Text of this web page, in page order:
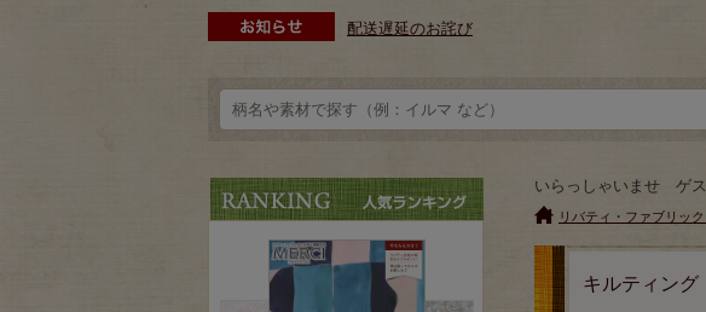
配送遅延のお詫び
いらっしゃいませ ゲ
リバティ・ファブリッ
キルティング